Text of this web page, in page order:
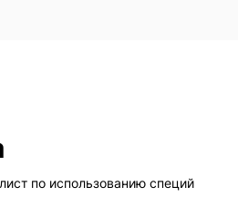
по использованию специй